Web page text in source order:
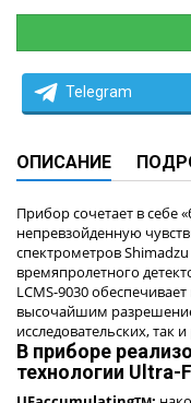
Telegram
ОПИСАНИЕ
Прибор сочетает в себе
непревзойденную
спектрометров
времяпролетного
LCMS-9030
высочайшим
исследовательских, так
В приборе
технологии Ultra-